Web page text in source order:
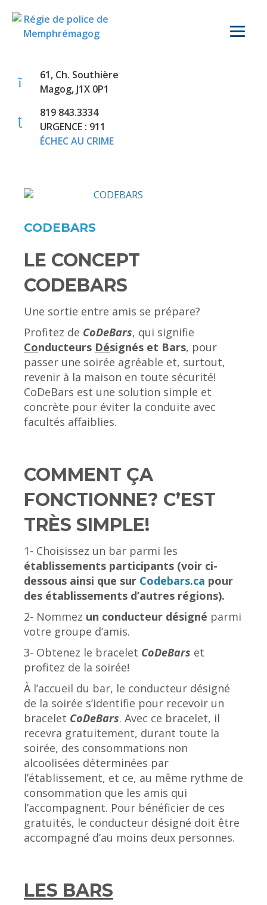
61, Ch. Southière
Magog, J1X 0P1
819 843.3334
URGENCE : 911
ÉCHEC AU CRIME
CODEBARS
LE CONCEPT
CODEBARS
Une sortie entre amis se prépare?
Profitez de CoDeBars, qui signifie
Conducteurs Désignés et Bars, pour
passer une soirée agréable et, surtout,
revenir à la maison en toute sécurité!
CoDeBars est une solution simple et
concrète pour éviter la conduite avec
facultés affaiblies.
COMMENT ÇA
FONCTIONNE? C’EST
TRÈS SIMPLE!
1- Choisissez un bar parmi les
établissements participants (voir ci-
dessous ainsi que sur Codebars.ca pour
des établissements d’autres régions).
2- Nommez un conducteur désigné parmi
votre groupe d’amis.
3- Obtenez le bracelet CoDeBars et
profitez de la soirée!
À l’accueil du bar, le conducteur désigné
de la soirée s’identifie pour recevoir un
bracelet CoDeBars. Avec ce bracelet, il
recevra gratuitement, durant toute la
soirée, des consommations non
alcoolisées déterminées par
l’établissement, et ce, au même rythme de
consommation que les amis qui
l’accompagnent. Pour bénéficier de ces
gratuités, le conducteur désigné doit être
accompagné d’au moins deux personnes.
LES BARS